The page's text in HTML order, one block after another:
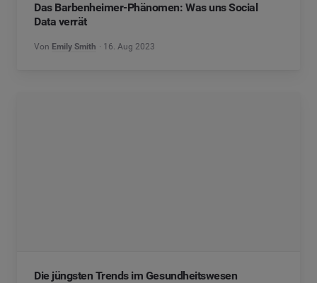
Das Barbenheimer-Phänomen: Was uns Social
Data verrät
Von Emily Smith 16. Aug 2023
Die jüngsten Trends im Gesundheitswesen